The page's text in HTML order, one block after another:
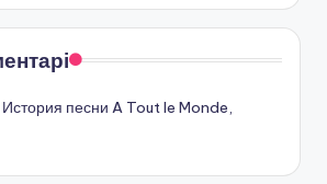
История песни A Tout le Monde,